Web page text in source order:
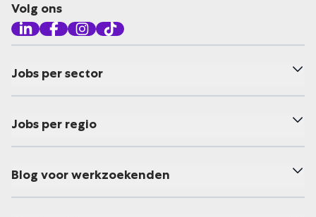
Volg ons
Jobs per sector
Jobs per regio
Blog voor werkzoekenden